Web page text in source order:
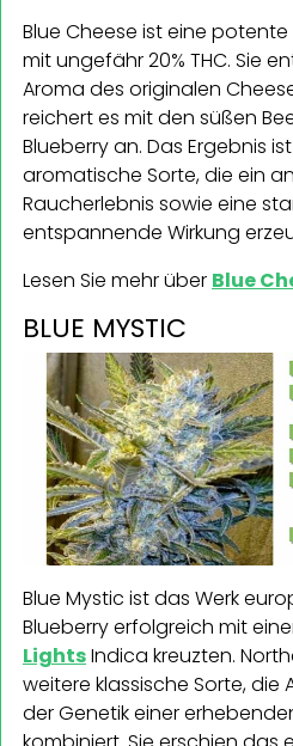
Blue Cheese ist eine
mit ungefähr 20% THC. Sie
Aroma des originalen
reichert es mit den süßen
Blueberry an. Das Ergebnis
aromatische Sorte, die ein
Raucherlebnis sowie eine
entspannende Wirkung
Lesen Sie mehr über Blue
BLUE MYSTIC
Blue Mystic ist das Werk
Blueberry erfolgreich mit
LightsIndica kreuzten.
weitere klassische Sorte,
der Genetik einer